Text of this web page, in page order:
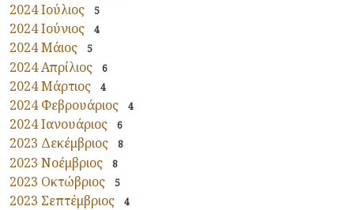
2024 Ιούλιος 5
2024 Ιούνιος 4
2024 Μάιος 5
2024 Απρίλιος 6
2024 Μάρτιος 4
2024 Φεβρουάριος 4
2024 Ιανουάριος 6
2023 Δεκέμβριος 8
2023 Νοέμβριος 8
2023 Οκτώβριος 5
2023 Σεπτέμβριος 4